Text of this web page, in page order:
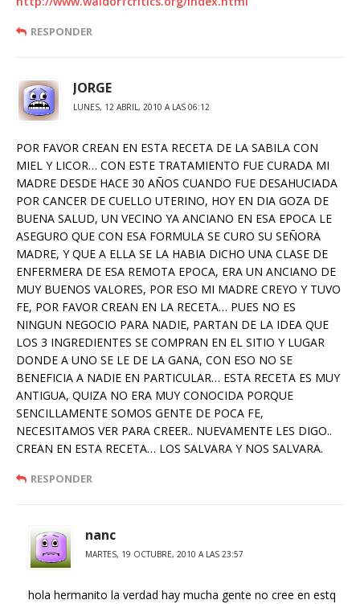
RESPONDER
JORGE
LUNES, 12 ABRIL, 2010 A LAS 06:12
POR FAVOR CREAN EN ESTA RECETA DE LA SABILA CON
MIEL Y LICOR… CON ESTE TRATAMIENTO FUE CURADA MI
MADRE DESDE HACE 30 AÑOS CUANDO FUE DESAHUCIADA
POR CANCER DE CUELLO UTERINO, HOY EN DIA GOZA DE
BUENA SALUD, UN VECINO YA ANCIANO EN ESA EPOCA LE
ASEGURO QUE CON ESA FORMULA SE CURO SU SEÑORA
MADRE, Y QUE A ELLA SE LA HABIA DICHO UNA CLASE DE
ENFERMERA DE ESA REMOTA EPOCA, ERA UN ANCIANO DE
MUY BUENOS VALORES, POR ESO MI MADRE CREYO Y TUVO
FE, POR FAVOR CREAN EN LA RECETA… PUES NO ES
NINGUN NEGOCIO PARA NADIE, PARTAN DE LA IDEA QUE
LOS 3 INGREDIENTES SE COMPRAN EN EL SITIO Y LUGAR
DONDE A UNO SE LE DE LA GANA, CON ESO NO SE
BENEFICIA A NADIE EN PARTICULAR… ESTA RECETA ES MUY
ANTIGUA, QUIZA NO ERA MUY CONOCIDA PORQUE
SENCILLAMENTE SOMOS GENTE DE POCA FE,
NECESITAMOS VER PARA CREER.. NUEVAMENTE LES DIGO..
CREAN EN ESTA RECETA… LOS SALVARA Y NOS SALVARA.
RESPONDER
nanc
MARTES, 19 OCTUBRE, 2010 A LAS 23:57
hola hermanito la verdad hay mucha gente no cree en estq